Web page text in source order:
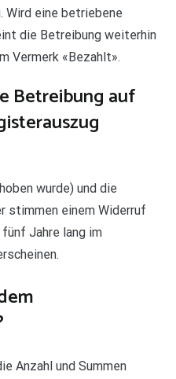
Wird eine betriebene
die Betreibung weiterhin
Vermerk «Bezahlt».
Betreibung auf
wurde) und die
stimmen einem Widerruf
Jahre lang im
Anzahl und Summen